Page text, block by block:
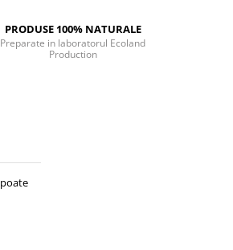
PRODUSE 100% NATURALE
Preparate in laboratorul Ecoland
Production